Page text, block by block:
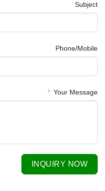
Subject
Phone/Mobile
Your Message
INQUIRY NOW